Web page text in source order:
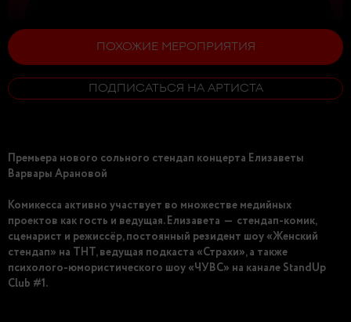
ПОХОЖИЕ МЕРОПРИЯТИЯ
ПОДПИСАТЬСЯ НА АРТИСТА
Премьера нового сольного стендап концерта Елизаветы
Варвары Арановой
Комикесса активно участвует во множестве медийных
проектов как гость и ведущая. Елизавета — стендап-комик,
сценарист и режиссёр, постоянный резидент шоу «Женский
стендап» на ТНТ, ведущая подкаста «Страхи», а также
психолого-юмористического шоу «ЧУВС» на канале StandUp
Club #1.